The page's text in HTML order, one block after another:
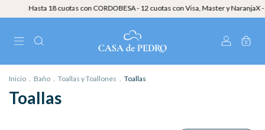
18 cuotas con CORDOBESA - 12 cuotas con Visa, Master y NaranjaX - 30%
0
Inicio . Baño . Toallas y Toallones . Toallas
Toallas